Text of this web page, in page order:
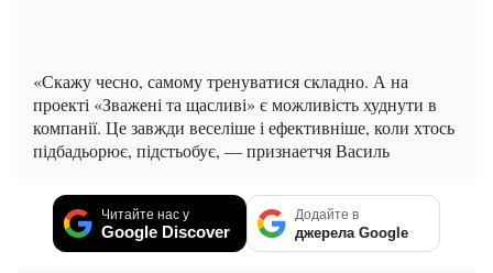
«Скажу чесно, самому тренуватися складно. А на
проекті «Зважені та щасливі» є можливість худнути в
компанії. Це завжди веселіше і ефективніше, коли хтось
підбадьорює, підстьобує, — признаетчя Василь
Читайте нас у
Google Discover
Додайте в
джерела Google